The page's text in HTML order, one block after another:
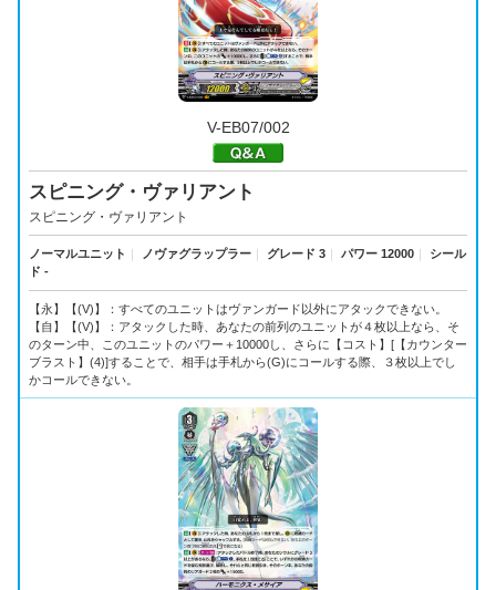
V-EB07/002
スピニング・ヴァリアント
スピニング・ヴァリアント
ノーマルユニット ノヴァグラップラー グレード 3 パワー 12000
シール
ド -
【永】【(V)】：すべてのユニットはヴァンガード以外にアタックできない。
【自】【(V)】：アタックした時、あなたの前列のユニットが４枚以上なら、そ
のターン中、このユニットのパワー＋10000し、さらに【コスト】[【カウンター
ブラスト】(4)]することで、相手は手札から(G)にコールする際、３枚以上でし
かコールできない。